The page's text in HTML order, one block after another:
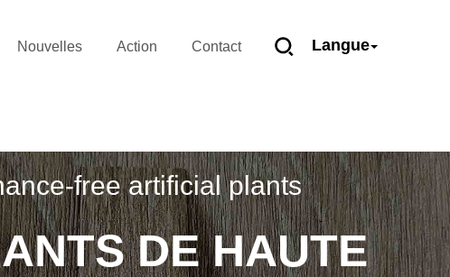
Nouvelles Action Contact Langue
free artificial plants
DE HAUTE